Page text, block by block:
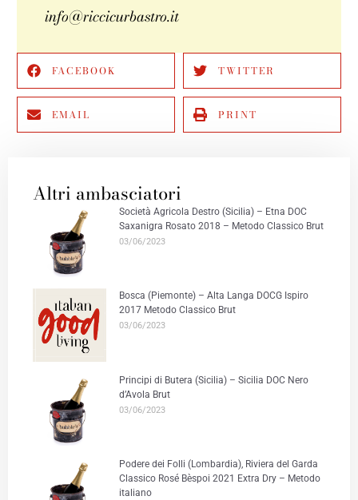
info@riccicurbastro.it
FACEBOOK TWITTER
EMAIL PRINT
Altri ambasciatori
Società Agricola Destro (Sicilia) – Etna DOC
Saxanigra Rosato 2018 – Metodo Classico Brut
03/06/2023
Bosca (Piemonte) – Alta Langa DOCG Ispiro
2017 Metodo Classico Brut
03/06/2023
Principi di Butera (Sicilia) – Sicilia DOC Nero
d’Avola Brut
03/06/2023
Podere dei Folli (Lombardia), Riviera del Garda
Classico Rosé Bèspoi 2021 Extra Dry – Metodo
italiano